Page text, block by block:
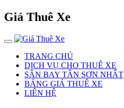
Giá Thuê Xe
TRANG CHỦ
DỊCH VỤ CHO THUÊ XE
SÂN BAY TÂN SƠN NHẤT
BẢNG GIÁ THUÊ XE
LIÊN HỆ